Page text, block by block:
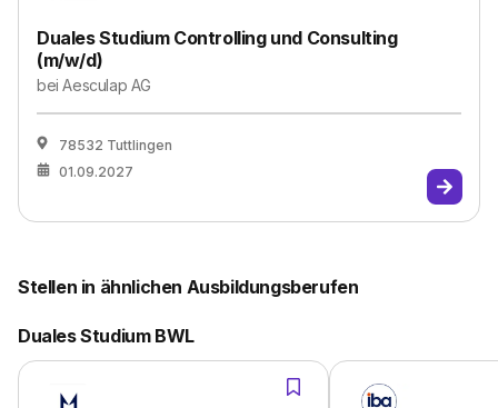
Duales Studium Controlling und Consulting
(m/w/d)
beiAesculap AG
78532 Tuttlingen
01.09.2027
Stellen in ähnlichen Ausbildungsberufen
Duales Studium BWL